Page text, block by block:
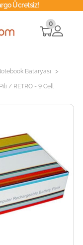
Ücretsiz!
0
Bataryası >
/ RETRO - 9 Cell